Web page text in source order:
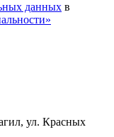
данных в
ул. Красных